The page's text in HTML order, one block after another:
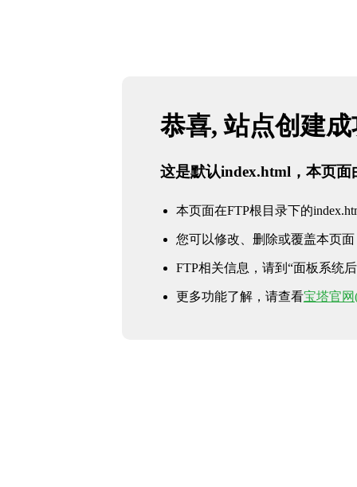
恭喜, 站点创建
这是默认index.html，本页面
本页面在FTP根目录下的
您可以修改、删除或覆盖本页面
FTP相关信息，请到“面板系统
更多功能了解，请查看宝塔官网